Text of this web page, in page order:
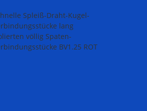
Spleiß-Draht-Kugel-
lang
völlig Spaten-
BV1.25 ROT